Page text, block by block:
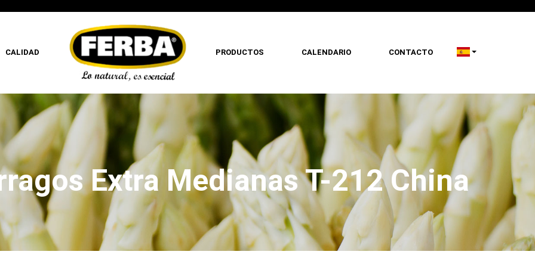
CALIDAD PRODUCTOS CALENDARIO CONTACTO
Extra Medianas T-212 China